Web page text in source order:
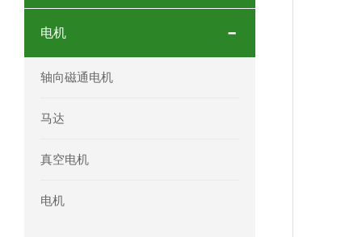
OEMER电机QLS 180M环保农业领域
电机
轴向磁通电机
马达
真空电机
电机